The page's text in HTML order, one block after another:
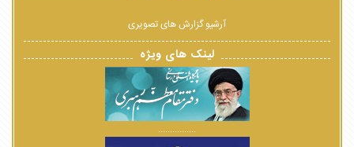
آرشیو گزارش های تصویری
لینک های ویژه
................